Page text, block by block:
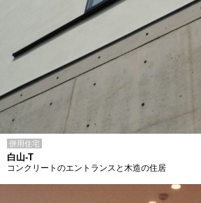
併用住宅
白山-T
コンクリートのエントランスと木造の住居